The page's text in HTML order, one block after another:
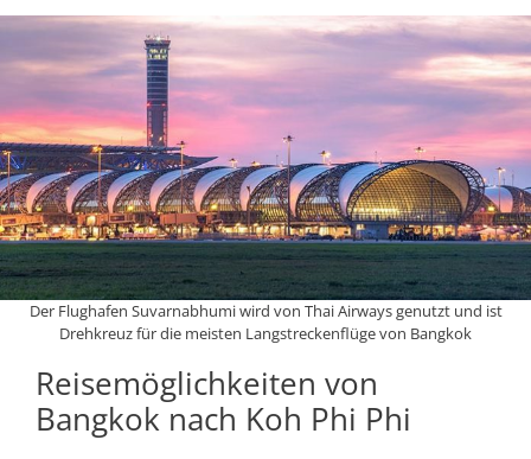
Der Flughafen Suvarnabhumi wird von Thai Airways genutzt und ist
Drehkreuz für die meisten Langstreckenflüge von Bangkok
Reisemöglichkeiten von
Bangkok nach Koh Phi Phi